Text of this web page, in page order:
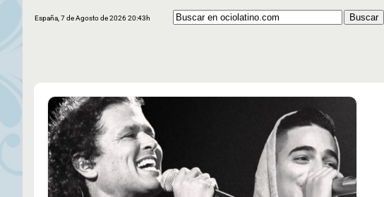
España, 7 de Agosto de 2026 20:43h